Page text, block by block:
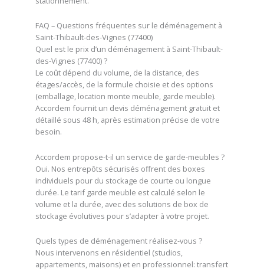
FAQ – Questions fréquentes sur le déménagement à
Saint-Thibault-des-Vignes (77400)
Quel est le prix d’un déménagement à Saint-Thibault-
des-Vignes (77400) ?
Le coût dépend du volume, de la distance, des
étages/accès, de la formule choisie et des options
(emballage, location monte meuble, garde meuble).
Accordem fournit un devis déménagement gratuit et
détaillé sous 48 h, après estimation précise de votre
besoin.
Accordem propose-t-il un service de garde-meubles ?
Oui. Nos entrepôts sécurisés offrent des boxes
individuels pour du stockage de courte ou longue
durée. Le tarif garde meuble est calculé selon le
volume et la durée, avec des solutions de box de
stockage évolutives pour s’adapter à votre projet.
Quels types de déménagement réalisez-vous ?
Nous intervenons en résidentiel (studios,
appartements, maisons) et en professionnel: transfert